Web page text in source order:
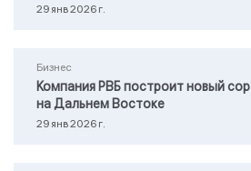
29 янв 2026 г.
Бизнес
Компания РВБ построит новый
на Дальнем Востоке
29 янв 2026 г.